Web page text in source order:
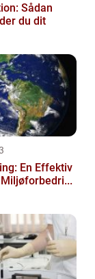
Sådan
du dit
En Effektiv